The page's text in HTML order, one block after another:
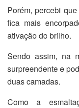
Porém, percebi
fica mais
ativação do brilho.
Sendo assim, na
surpreendente e
duas camadas.
Como a